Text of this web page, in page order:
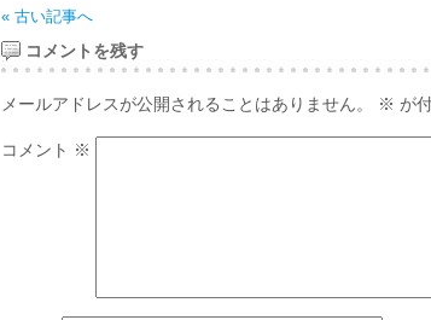
« 古い記事へ
コメントを残す
メールアドレスが公開されることはありません。 ※ が
コメント ※